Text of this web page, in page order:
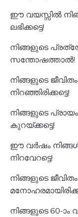
ഈ വയസ്സിൽ
ലഭിക്കട്ടെ!
നിങ്ങളുടെ
സന്തോഷത്താൽ!
നിങ്ങളുടെ
നിറഞ്ഞിരിക്കട്ടെ!
നിങ്ങളുടെ
കുറയ്ക്കട്ടെ!
ഈ വർഷം
നിറവേറട്ടെ!
നിങ്ങളുടെ
നിങ്ങളുടെ 60-